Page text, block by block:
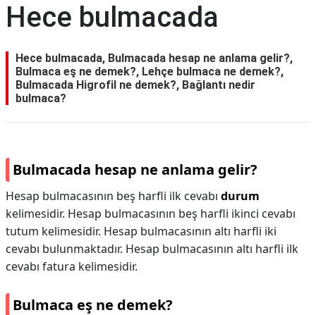
Hece bulmacada
Hece bulmacada, Bulmacada hesap ne anlama gelir?,
Bulmaca eş ne demek?, Lehçe bulmaca ne demek?,
Bulmacada Higrofil ne demek?, Bağlantı nedir
bulmaca?
Bulmacada hesap ne anlama gelir?
Hesap bulmacasının beş harfli ilk cevabı durum
kelimesidir. Hesap bulmacasının beş harfli ikinci cevabı
tutum kelimesidir. Hesap bulmacasının altı harfli iki
cevabı bulunmaktadır. Hesap bulmacasının altı harfli ilk
cevabı fatura kelimesidir.
Bulmaca eş ne demek?